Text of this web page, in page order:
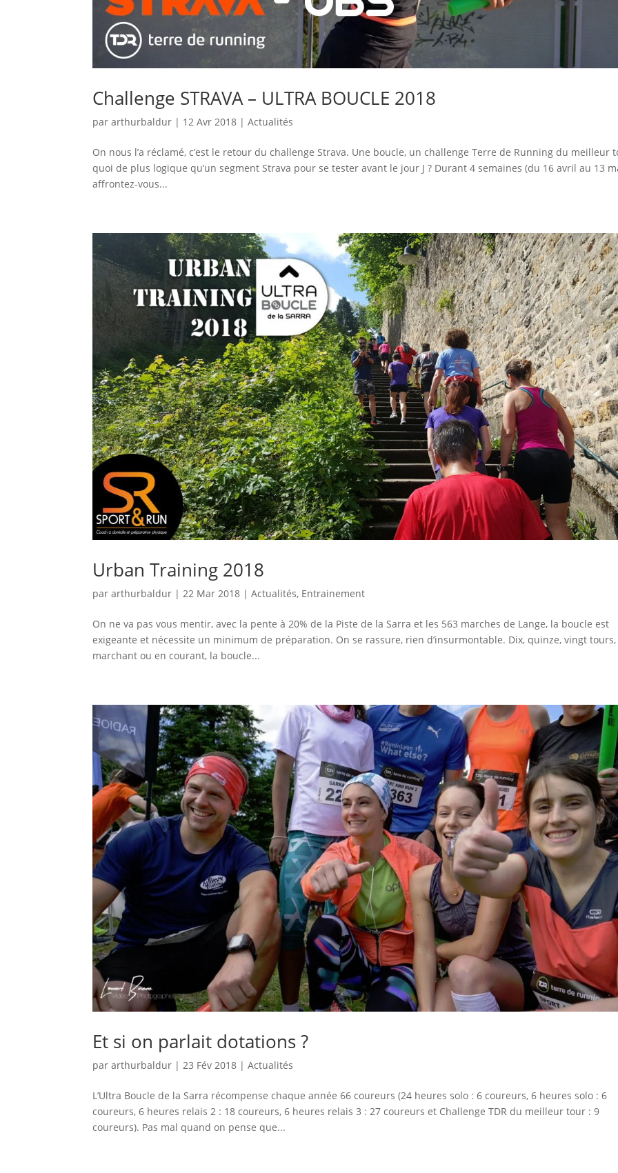
Challenge STRAVA – ULTRA BOUCLE 2018
pararthurbaldur | 12 Avr 2018 |Actualités
On nous l’a réclamé, c’est le retour du challenge Strava. Une boucle, un challenge Terre de Running du meilleur
quoi de plus logique qu’un segment Strava pour se tester avant le jour J ? Durant 4 semaines (du 16 avril au 13
affrontez-vous...
Urban Training 2018
pararthurbaldur |22 Mar 2018 |Actualités, Entrainement
On ne va pas vous mentir, avec la pente à 20% de la Piste de la Sarra et les 563 marches de Lange, la boucle est
exigeante et nécessite un minimum de préparation. On se rassure, rien d’insurmontable. Dix, quinze, vingt
marchant ou en courant, la boucle...
Et si on parlait dotations ?
pararthurbaldur |23 Fév 2018 |Actualités
L’Ultra Boucle de la Sarra récompense chaque année 66 coureurs (24 heures solo : 6 coureurs, 6 heures solo : 6
coureurs, 6 heures relais 2 : 18 coureurs, 6 heures relais 3 : 27 coureurs et Challenge TDR du meilleur tour : 9
coureurs). Pas mal quand on pense que...